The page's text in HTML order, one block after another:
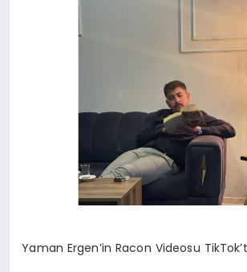
Yaman Ergen’in Racon Videosu